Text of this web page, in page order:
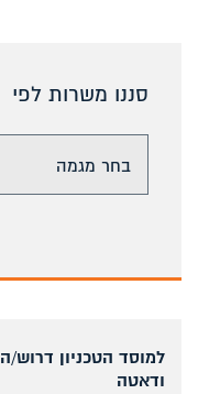
סננו משרות לפי
ודאטה